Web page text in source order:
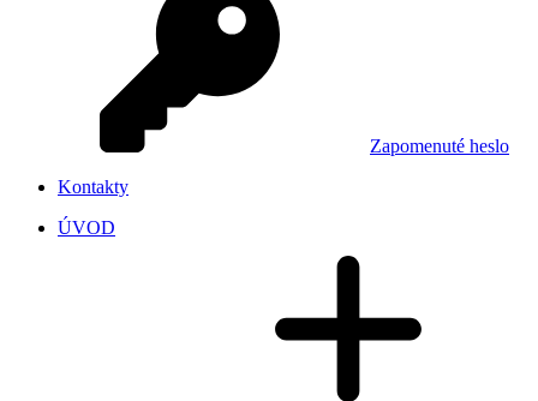
Zapomenuté heslo
Kontakty
ÚVOD